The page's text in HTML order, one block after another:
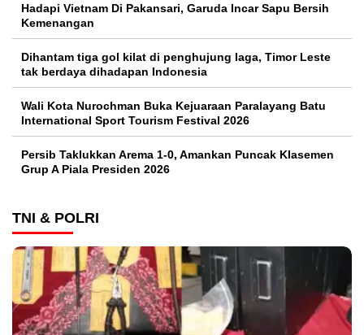
Hadapi Vietnam Di Pakansari, Garuda Incar Sapu Bersih
Kemenangan
Dihantam tiga gol kilat di penghujung laga, Timor Leste
tak berdaya dihadapan Indonesia
Wali Kota Nurochman Buka Kejuaraan Paralayang Batu
International Sport Tourism Festival 2026
Persib Taklukkan Arema 1-0, Amankan Puncak Klasemen
Grup A Piala Presiden 2026
TNI & POLRI